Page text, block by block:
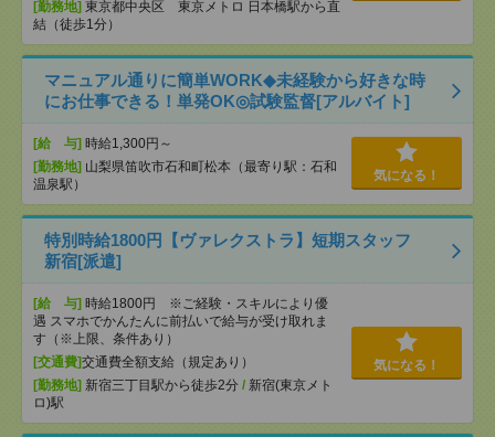
[勤務地] 東京都中央区 東京メトロ 日本橋駅から直
結（徒歩1分）
マニュアル通りに簡単WORK◆未経験から好きな時
にお仕事できる！単発OK◎試験監督[アルバイト]
[給 与] 時給1,300円～
[勤務地] 山梨県笛吹市石和町松本（最寄り駅：石和
温泉駅）
気になる！
特別時給1800円【ヴァレクストラ】短期スタッフ
新宿[派遣]
[給 与] 時給1800円 ※ご経験・スキルにより優
遇 スマホでかんたんに前払いで給与が受け取れま
す（※上限、条件あり）
[交通費]交通費全額支給（規定あり）
[勤務地] 新宿三丁目駅から徒歩2分 / 新宿(東京メト
ロ)駅
気になる！